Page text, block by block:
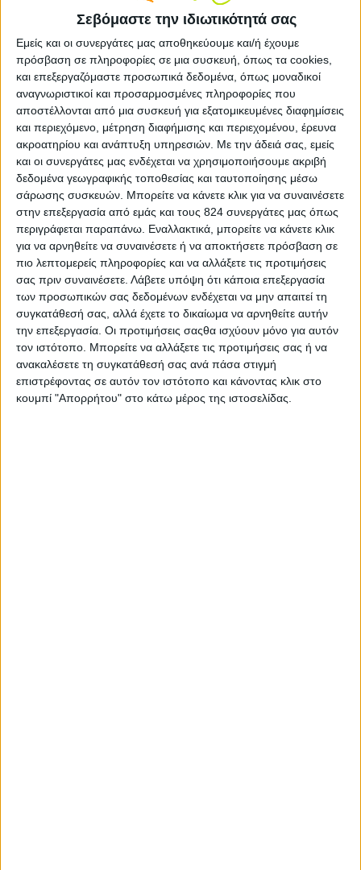
Σεβόμαστε την ιδιωτικότητά σας
Εμείς και οι συνεργάτες μας αποθηκεύουμε και/ή έχουμε
πρόσβαση σε πληροφορίες σε μια συσκευή, όπως τα cookies,
και επεξεργαζόμαστε προσωπικά δεδομένα, όπως μοναδικοί
αναγνωριστικοί και προσαρμοσμένες πληροφορίες που
αποστέλλονται από μια συσκευή για εξατομικευμένες διαφημίσεις
και περιεχόμενο, μέτρηση διαφήμισης και περιεχομένου, έρευνα
ακροατηρίου και ανάπτυξη υπηρεσιών. Με την άδειά σας, εμείς
και οι συνεργάτες μας ενδέχεται να χρησιμοποιήσουμε ακριβή
δεδομένα γεωγραφικής τοποθεσίας και ταυτοποίησης μέσω
σάρωσης συσκευών. Μπορείτε να κάνετε κλικ για να συναινέσετε
στην επεξεργασία από εμάς και τους 824 συνεργάτες μας όπως
περιγράφεται παραπάνω. Εναλλακτικά, μπορείτε να κάνετε κλικ
για να αρνηθείτε να συναινέσετε ή να αποκτήσετε πρόσβαση σε
πιο λεπτομερείς πληροφορίες και να αλλάξετε τις προτιμήσεις
σας πριν συναινέσετε. Λάβετε υπόψη ότι κάποια επεξεργασία
των προσωπικών σας δεδομένων ενδέχεται να μην απαιτεί τη
συγκατάθεσή σας, αλλά έχετε το δικαίωμα να αρνηθείτε αυτήν
την επεξεργασία. Οι προτιμήσεις σαςθα ισχύουν μόνο για αυτόν
τον ιστότοπο. Μπορείτε να αλλάξετε τις προτιμήσεις σας ή να
ανακαλέσετε τη συγκατάθεσή σας ανά πάσα στιγμή
επιστρέφοντας σε αυτόν τον ιστότοπο και κάνοντας κλικ στο
κουμπί "Απορρήτου" στο κάτω μέρος της ιστοσελίδας.
Αμερικάνικες Διατροφικές Οδηγίες 2015-2020
συστήνουνε στις γυναίκες που κυοφορούν,
θηλάζουν ή σκοπεύουν να μείνουν έγκυες να
αυξήσουν την κατανάλωση ψαριών.
Τα ψάρια περιέχουν ωφέλιμα θρεπτικά συστατικά,
συμπεριλαμβανομένων των ω-3 λιπαρών οξέων,
πρωτεϊνών, βιταμινών και ανόργανων συστατικών,
όπως ο σίδηρος. Θρεπτικές ουσίες, λοιπόν,
απαραίτητες για τις εγκυμονούσες, καθώς
προωθούν την υγιή εμβρυϊκή ανάπτυξη, ειδικά στο
2o τρίμηνο της εγκυμοσύνης.
Πόσο ψάρι πρέπει να καταναλώσω;
Ο FDA συνιστά την κατανάλωση περίπου230-340
γραμμάρια ψαριών, χαμηλών σε υδράργυρο, την
εβδομάδα, το οποίο αντιστοιχεί σε περίπου 2-3
μικρομερίδες ψαριών. Προσοχή, όμως, απαιτείται
ώστε να επιλέξετε είδη ψαριών,με χαμηλή